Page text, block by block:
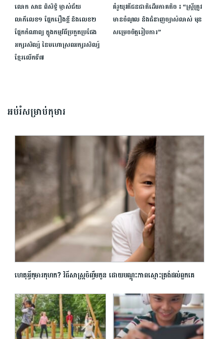
លោក សាន ពិសិទ្ធិ ម្ចាស់ជ័យ
លាភីលេខ១ ផ្នែករឿងខ្លី និងលេខ២
ផ្នែកកំណាព្យ ក្នុងកម្មវិធីប្រកួតប្រជែង
អក្សរសិល្ប៍ នៃមហោស្រពអក្សរសិល្ប៍
ខ្មែរលើកទី៧
គំរូយុវតីជនជាតិដើមភាគតិច ៖ “ស្ត្រីត្រូវ
មានចំណូល និងជំនាញច្បាស់លាស់ មុន
សម្រេចចិត្តរៀបការ”
អប់រំសម្រាប់កុមារ
ហេតុអ្វីកុមារកុហក? វិធីសាស្ត្រចិញ្ចឹមកូន ដោយបណ្ដុះភាពស្មោះត្រង់ដល់ពួកគេ